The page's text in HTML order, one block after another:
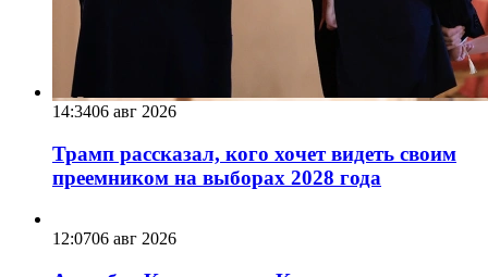
14:3406 авг 2026
Трамп рассказал, кого хочет видеть своим
преемником на выборах 2028 года
12:0706 авг 2026